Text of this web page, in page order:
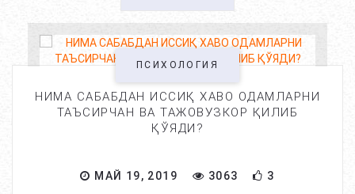
ПСИХОЛОГИЯ
НИМА САБАБДАН ИССИҚ ХАВО ОДАМЛАРНИ
ТАЪСИРЧАН ВА ТАЖОВУЗКОР ҚИЛИБ
ҚЎЯДИ?
МАЙ 19, 2019 3063 3